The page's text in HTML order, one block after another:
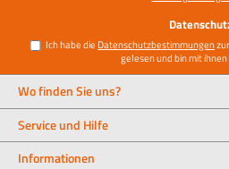
Ich habe die Datenschutzbestimmungen
gelesen und bin mit
Wo finden Sie uns?
Service und Hilfe
Informationen